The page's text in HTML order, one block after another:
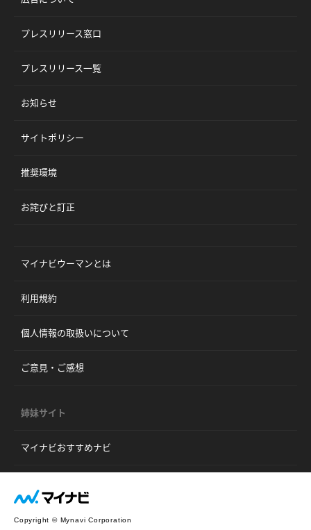
プレスリリース窓口
プレスリリース一覧
お知らせ
サイトポリシー
推奨環境
お詫びと訂正
マイナビウーマンとは
利用規約
個人情報の取扱いについて
ご意見・ご感想
姉妹サイト
マイナビおすすめナビ
Copyright © Mynavi Corporation